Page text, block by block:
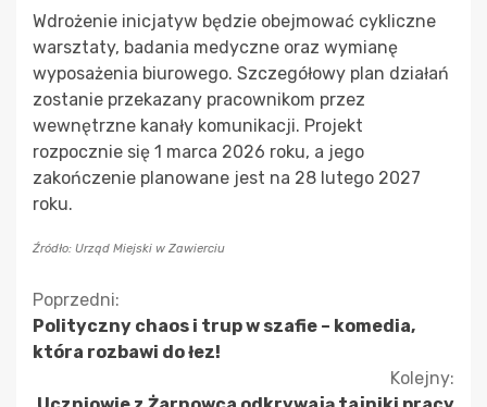
Wdrożenie inicjatyw będzie obejmować cykliczne
warsztaty, badania medyczne oraz wymianę
wyposażenia biurowego. Szczegółowy plan działań
zostanie przekazany pracownikom przez
wewnętrzne kanały komunikacji. Projekt
rozpocznie się 1 marca 2026 roku, a jego
zakończenie planowane jest na 28 lutego 2027
roku.
Źródło: Urząd Miejski w Zawierciu
Kontynuuj
czytanie
Poprzedni:
Polityczny chaos i trup w szafie – komedia,
która rozbawi do łez!
Kolejny: